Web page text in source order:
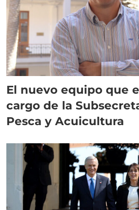
El nuevo equipo que
cargo de la
Pesca y Acuicultura